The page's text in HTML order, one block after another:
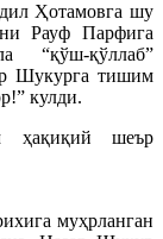
Ҳотамовга шу
Рауф Парфига
“қўш-қўллаб”
Шукурга тишим
кулди.
шеър
муҳрланган